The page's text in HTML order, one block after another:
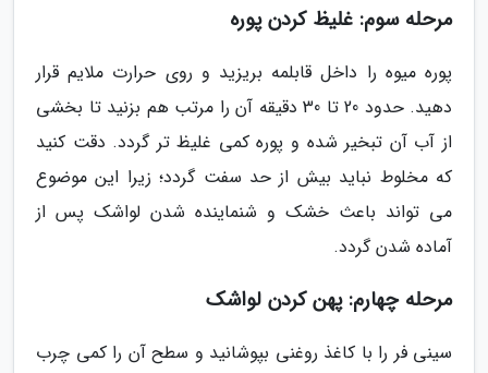
مرحله سوم: غلیظ کردن پوره
پوره میوه را داخل قابلمه بریزید و روی حرارت ملایم قرار
دهید. حدود 20 تا 30 دقیقه آن را مرتب هم بزنید تا بخشی
از آب آن تبخیر شده و پوره کمی غلیظ تر گردد. دقت کنید
که مخلوط نباید بیش از حد سفت گردد؛ زیرا این موضوع
می تواند باعث خشک و شنماینده شدن لواشک پس از
آماده شدن گردد.
مرحله چهارم: پهن کردن لواشک
سینی فر را با کاغذ روغنی بپوشانید و سطح آن را کمی چرب